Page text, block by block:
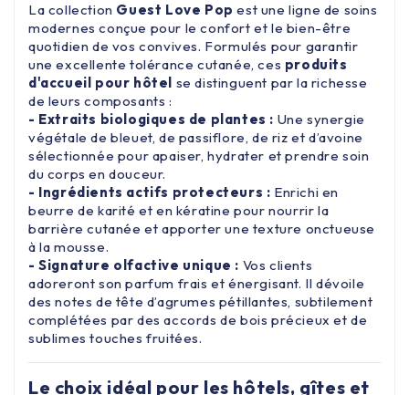
La collection Guest Love Pop est une ligne de soins
modernes conçue pour le confort et le bien-être
quotidien de vos convives. Formulés pour garantir
une excellente tolérance cutanée, ces produits
d'accueil pour hôtel se distinguent par la richesse
de leurs composants :
- Extraits biologiques de plantes : Une synergie
végétale de bleuet, de passiflore, de riz et d’avoine
sélectionnée pour apaiser, hydrater et prendre soin
du corps en douceur.
- Ingrédients actifs protecteurs : Enrichi en
beurre de karité et en kératine pour nourrir la
barrière cutanée et apporter une texture onctueuse
à la mousse.
- Signature olfactive unique : Vos clients
adoreront son parfum frais et énergisant. Il dévoile
des notes de tête d’agrumes pétillantes, subtilement
complétées par des accords de bois précieux et de
sublimes touches fruitées.
Le choix idéal pour les hôtels, gîtes et